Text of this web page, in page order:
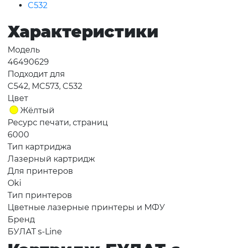
C532
Характеристики
Модель
46490629
Подходит для
C542, MC573, C532
Цвет
Жёлтый
Ресурс печати, страниц
6000
Тип картриджа
Лазерный картридж
Для принтеров
Oki
Тип принтеров
Цветные лазерные принтеры и МФУ
Бренд
БУЛАТ s-Line